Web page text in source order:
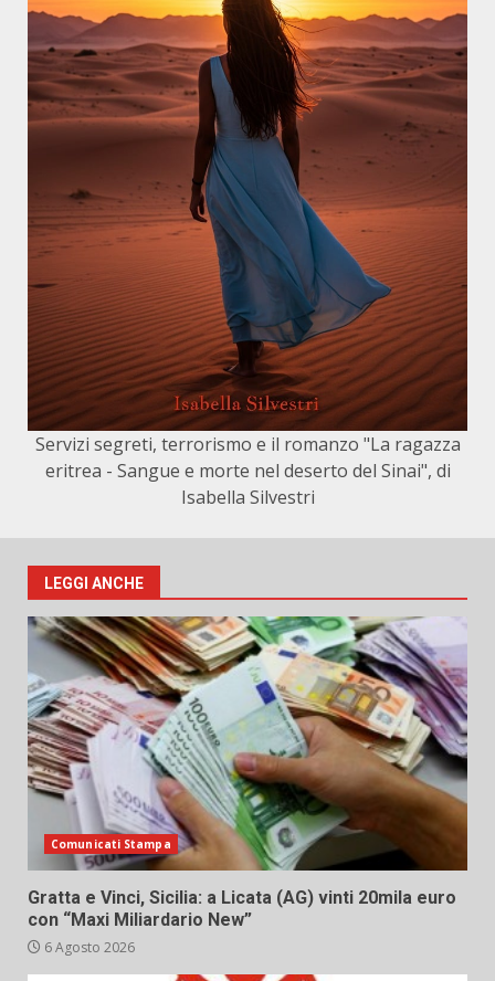
Servizi segreti, terrorismo e il romanzo "La ragazza
eritrea - Sangue e morte nel deserto del Sinai", di
Isabella Silvestri
LEGGI ANCHE
Comunicati Stampa
Gratta e Vinci, Sicilia: a Licata (AG) vinti 20mila euro
con “Maxi Miliardario New”
6 Agosto 2026